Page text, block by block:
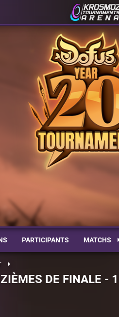
PARTICIPANTS MATCHS
DE FINALE